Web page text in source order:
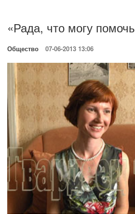
«Рада, что могу
Общество 07-06-2013 13:06